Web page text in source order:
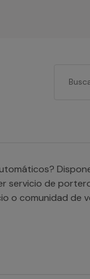
servicio de
o comunidad de